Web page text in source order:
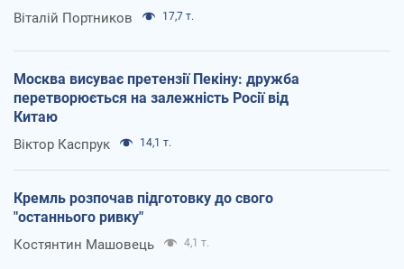
Віталій Портников 17,7 т.
Москва висуває претензії Пекіну: дружба
перетворюється на залежність Росії від
Китаю
Віктор Каспрук 14,1 т.
Кремль розпочав підготовку до свого
"останнього ривку"
Костянтин Машовець 4,1 т.